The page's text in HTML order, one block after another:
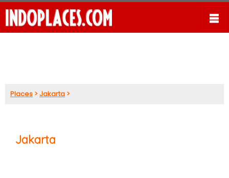
Places >Jakarta >
Jakarta